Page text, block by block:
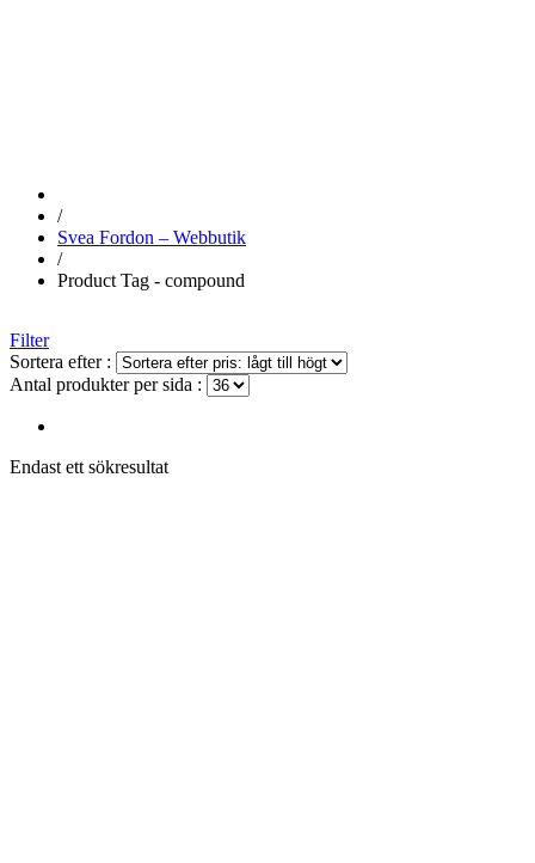
/
Svea Fordon – Webbutik
/
Product Tag - compound
Filter
Sortera efter :
Antal produkter per sida :
Endast ett sökresultat